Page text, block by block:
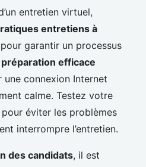
entretien virtuel,
entretiens à
garantir un processus
préparation efficace
une connexion Internet
calme. Testez votre
éviter les problèmes
interrompre l’entretien.
des candidats, il est